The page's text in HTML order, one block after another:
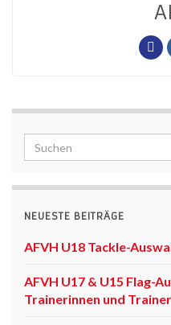
NEUESTE BEITRÄGE
AFVH U18 Tackle-
AFVH U17 & U15 Flag-
Trainerinnen und Trainer